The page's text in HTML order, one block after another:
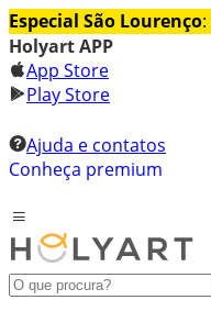
Especial São Lourenço:
Holyart APP
App Store
Play Store
Ajuda e contatos
Conheça premium